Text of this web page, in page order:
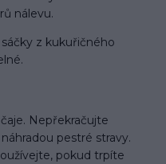
nálevu.
z kukuřičného
Nepřekračujte
pestré stravy.
pokud trpíte